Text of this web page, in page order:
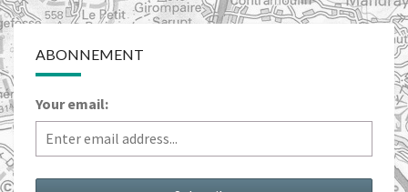
ABONNEMENT
Your email: